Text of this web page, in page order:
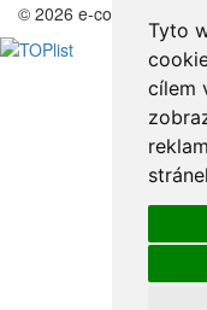
Tyto
cílem
© 2026 e-color.cz